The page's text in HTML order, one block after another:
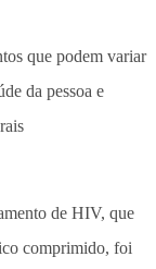
que podem variar
da pessoa e